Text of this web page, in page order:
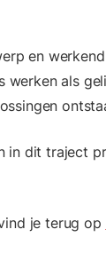
en
als
in dit traject
je terug op